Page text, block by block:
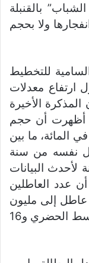
بالقنبلة
ولا بحجم
للتخطيط
ارتفاع معدلات
الأخيرة
في مطلع شهر ماي 2023، أظهرت أن حجم
العاطلين في المغرب ارتفع بمعدل 6 في المائة، ما بين
سنة 2022 والفصل نفسه من سنة
لأحدث البيانات
عدد العاطلين
من مليون و466 ألف عاطل إلى مليون
و549 ألف عاطل، 67 ألف منهم بالوسط الحضري و16